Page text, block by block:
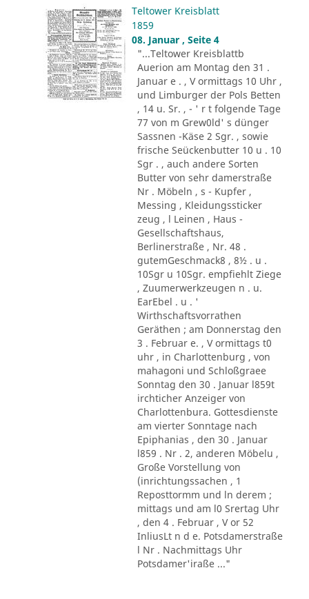
Teltower Kreisblatt
1859
08. Januar , Seite 4
"...Teltower Kreisblattb
Auerion am Montag den 31 .
Januar e . , V ormittags 10 Uhr ,
und Limburger der Pols Betten
, 14 u. Sr. , - ' r t folgende Tage
77 von m Grew0ld' s dünger
Sassnen -Käse 2 Sgr. , sowie
frische Seückenbutter 10 u . 10
Sgr . , auch andere Sorten
Butter von sehr damerstraße
Nr . Möbeln , s - Kupfer ,
Messing , Kleidungssticker
zeug , l Leinen , Haus -
Gesellschaftshaus,
Berlinerstraße , Nr. 48 .
gutemGeschmack8 , 8½ . u .
10Sgr u 10Sgr. empfiehlt Ziege
, Zuumerwerkzeugen n . u.
EarEbel . u . '
Wirthschaftsvorrathen
Geräthen ; am Donnerstag den
3 . Februar e. , V ormittags t0
uhr , in Charlottenburg , von
mahagoni und Schloßgraee
Sonntag den 30 . Januar l859t
irchticher Anzeiger von
Charlottenbura. Gottesdienste
am vierter Sonntage nach
Epiphanias , den 30 . Januar
l859 . Nr . 2, anderen Möbelu ,
Große Vorstellung von
(inrichtungssachen , 1
Reposttormm und ln derem ;
mittags und am l0 Srertag Uhr
, den 4 . Februar , V or 52
InliusLt n d e. Potsdamerstraße
l Nr . Nachmittags Uhr
Potsdamer'iraße ..."